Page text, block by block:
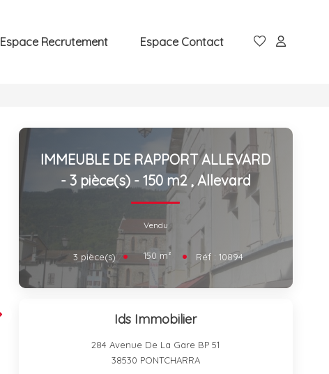
Espace Recrutement Espace Contact
IMMEUBLE DE RAPPORT ALLEVARD
- 3 pièce(s) - 150 m2 , Allevard
Vendu
3 pièce(s) 150 m² Réf :10894
Ids Immobilier
284 Avenue De La Gare BP 51
38530 PONTCHARRA